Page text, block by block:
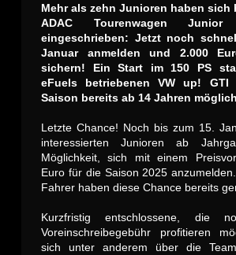
Mehr als zehn Junioren haben sich
ADAC Tourenwagen
eingeschrieben: Jetzt noch
Januar anmelden und 2.000
sichern! Ein Start im 150 PS
eFuels betriebenen VW up!
Saison bereits ab 14 Jahren
Letzte Chance! Noch bis zum 15.
interessierten Junioren ab
Möglichkeit, sich mit einem
Euro für die Saison 2025
Fahrer haben diese Chance bereits
Kurzfristig entschlossene, die
Voreinschreibegebühr profitieren
sich unter anderem über die